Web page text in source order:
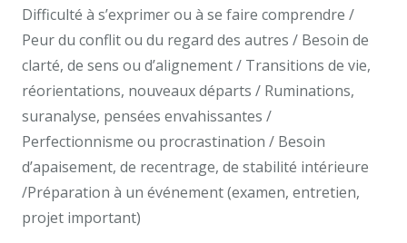
Difficulté à s’exprimer ou à se faire comprendre /
Peur du conflit ou du regard des autres / Besoin de
clarté, de sens ou d’alignement / Transitions de vie,
réorientations, nouveaux départs / Ruminations,
suranalyse, pensées envahissantes /
Perfectionnisme ou procrastination / Besoin
d’apaisement, de recentrage, de stabilité intérieure
/Préparation à un événement (examen, entretien,
projet important)